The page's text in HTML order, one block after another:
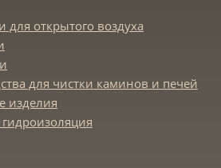
открытого воздуха
для чистки каминов и печей
изделия